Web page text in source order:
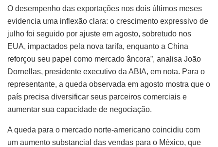
O desempenho das exportações nos dois últimos meses
evidencia uma inflexão clara: o crescimento expressivo de
julho foi seguido por ajuste em agosto, sobretudo nos
EUA, impactados pela nova tarifa, enquanto a China
reforçou seu papel como mercado âncora”, analisa João
Dornellas, presidente executivo da ABIA, em nota. Para o
representante, a queda observada em agosto mostra que o
país precisa diversificar seus parceiros comerciais e
aumentar sua capacidade de negociação.
A queda para o mercado norte-americano coincidiu com
um aumento substancial das vendas para o México, que